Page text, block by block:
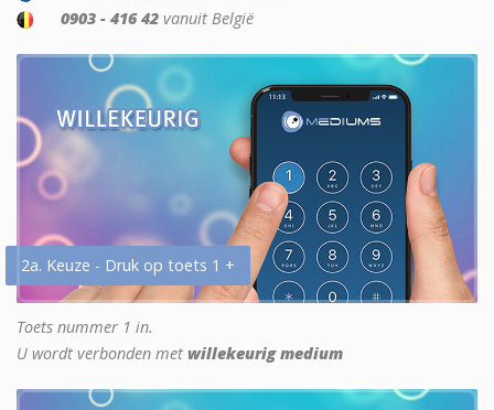
0903 - 416 42 vanuit België
2a. Keuze - Druk op toets 1 +
Toets nummer 1 in.
U wordt verbonden met willekeurig medium